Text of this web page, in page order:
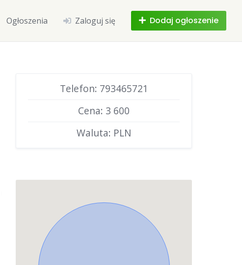
Ogłoszenia Zaloguj się Dodaj ogłoszenie
Telefon: 793465721
Cena: 3 600
Waluta: PLN